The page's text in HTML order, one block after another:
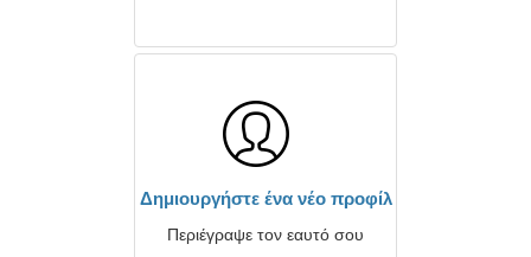
Δημιουργήστε ένα νέο προφίλ
Περιέγραψε τον εαυτό σου